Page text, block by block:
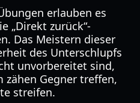
erlauben es
„Direkt zurück“-
Das Meistern dieser
des Unterschlupfs
unvorbereitet sind,
zähen Gegner treffen,
streifen.